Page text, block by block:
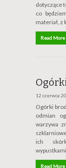
dotyczące
co
materiał, z
Read More
12 czerwca
Ogórki
odmian
warzywa
ich
Read More